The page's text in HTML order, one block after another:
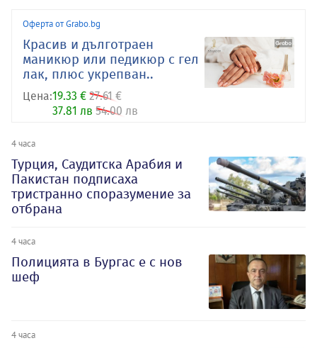
Оферта от Grabo.bg
Красив и дълготраен
маникюр или педикюр с гел
лак, плюс укрепван..
Цена:19.33 € 27.61 €
37.81 лв 54.00 лв
4 часа
Турция, Саудитска Арабия и
Пакистан подписаха
тристранно споразумение за
отбрана
4 часа
Полицията в Бургас е с нов
шеф
4 часа